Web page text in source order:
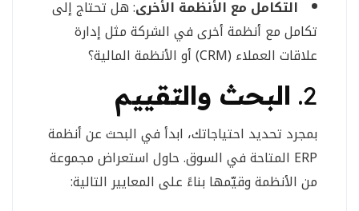
التكامل مع الأنظمة الأخرى: هل تحتاج إلى
تكامل مع أنظمة أخرى في الشركة مثل إدارة
علاقات العملاء (CRM) أو الأنظمة المالية؟
2. البحث والتقييم
بمجرد تحديد احتياجاتك، ابدأ في البحث عن أنظمة
ERP المتاحة في السوق. حاول استعراض مجموعة
من الأنظمة وقيّمها بناءً على المعايير التالية: